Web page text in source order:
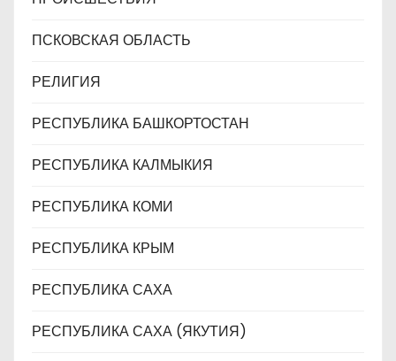
ПСКОВСКАЯ ОБЛАСТЬ
РЕЛИГИЯ
РЕСПУБЛИКА БАШКОРТОСТАН
РЕСПУБЛИКА КАЛМЫКИЯ
РЕСПУБЛИКА КОМИ
РЕСПУБЛИКА КРЫМ
РЕСПУБЛИКА САХА
РЕСПУБЛИКА САХА (ЯКУТИЯ)